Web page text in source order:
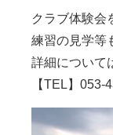
クラブ体験会
練習の見学等
詳細について
【TEL】 053-